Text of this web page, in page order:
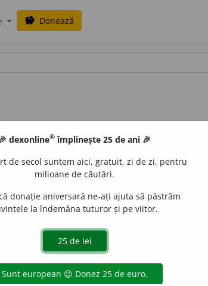
savings Donează
punctualitate. (<
dexonline® împlinește 25 de ani 🎉
de secol suntem aici, gratuit, zi de zi, pentru
milioane de căutări.
donație aniversară ne-ați ajuta să păstrăm
la îndemâna tuturor și pe viitor.